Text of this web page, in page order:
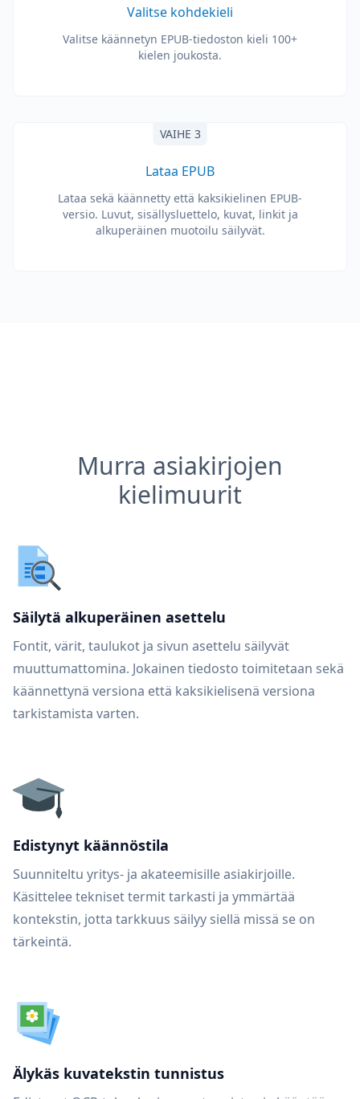
Valitse kohdekieli
Valitse käännetyn EPUB-tiedoston kieli 100+
kielen joukosta.
VAIHE 3
Lataa EPUB
Lataa sekä käännetty että kaksikielinen EPUB-
versio. Luvut, sisällysluettelo, kuvat, linkit ja
alkuperäinen muotoilu säilyvät.
Murra asiakirjojen
kielimuurit
Säilytä alkuperäinen asettelu
Fontit, värit, taulukot ja sivun asettelu säilyvät
muuttumattomina. Jokainen tiedosto toimitetaan sekä
käännettynä versiona että kaksikielisenä versiona
tarkistamista varten.
Edistynyt käännöstila
Suunniteltu yritys- ja akateemisille asiakirjoille.
Käsittelee tekniset termit tarkasti ja ymmärtää
kontekstin, jotta tarkkuus säilyy siellä missä se on
tärkeintä.
Älykäs kuvatekstin tunnistus